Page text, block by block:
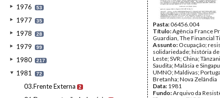
1976 53
1977 35
1978 28
1979 99
1980 217
1981 72
03.Frente Externa 2
Pasta:06456.004
Título:Agência France
Guardian, The Financial
Assunto: Ocupação;
solidariedade; história
Leste; SVR; China;
Saudita; Malásia e
UMNO; Maldivas;
Bretanha; Nova Zelândia
Data: 1981
Fundo:Arquivo da